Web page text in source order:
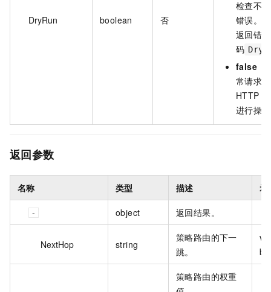
DryRun boolean 否
检查不
错误。
返回错误
码
false
常请求
HTTP
进行操
返回参数
名称 类型 描述 示
object 返回结果。
NextHop string
策略路由的下一
跳。
策略路由的权重